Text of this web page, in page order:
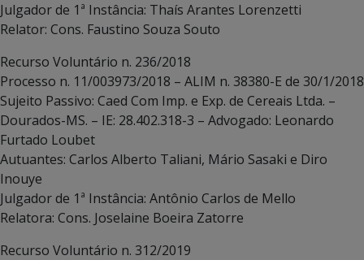
Julgador de 1ª Instância: Thaís Arantes Lorenzetti
Relator: Cons. Faustino Souza Souto
Recurso Voluntário n. 236/2018
Processo n. 11/003973/2018 – ALIM n. 38380-E de 30/1/2018
Sujeito Passivo: Caed Com Imp. e Exp. de Cereais Ltda. –
Dourados-MS. – IE: 28.402.318-3 – Advogado: Leonardo
Furtado Loubet
Autuantes: Carlos Alberto Taliani, Mário Sasaki e Diro
Inouye
Julgador de 1ª Instância: Antônio Carlos de Mello
Relatora: Cons. Joselaine Boeira Zatorre
Recurso Voluntário n. 312/2019